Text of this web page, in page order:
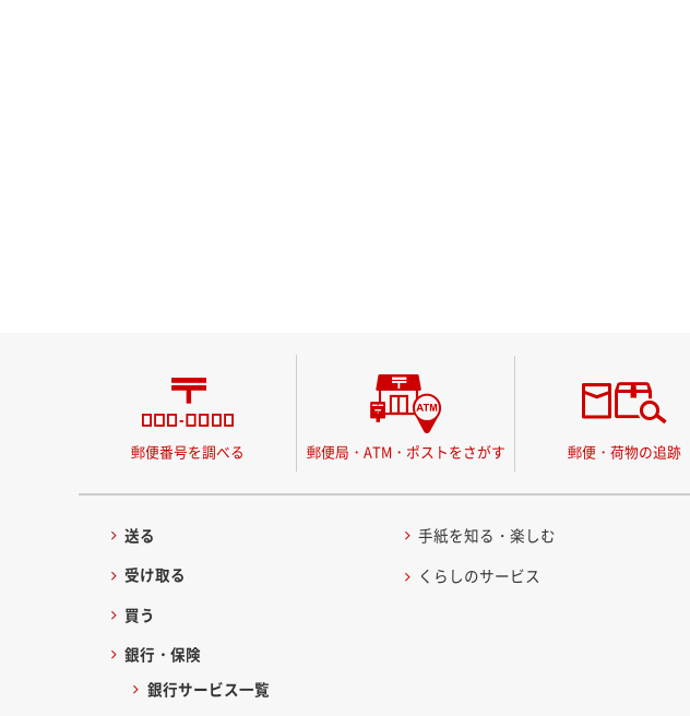
郵便番号を調べる 郵便局・ATM・ポストをさがす 郵便・荷物の追跡
送る
受け取る
買う
銀行・保険
銀行サービス一覧
手紙を知る・楽しむ
くらしのサービス